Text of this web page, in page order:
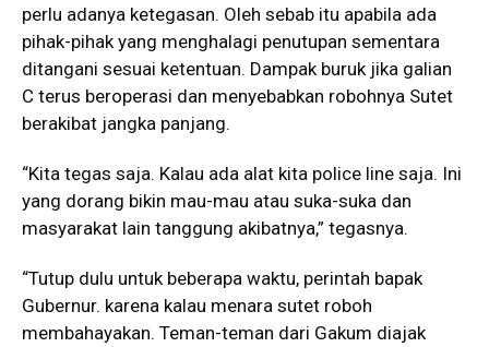
perlu adanya ketegasan. Oleh sebab itu apabila ada
pihak-pihak yang menghalagi penutupan sementara
ditangani sesuai ketentuan. Dampak buruk jika galian
C terus beroperasi dan menyebabkan robohnya Sutet
berakibat jangka panjang.
“Kita tegas saja. Kalau ada alat kita police line saja. Ini
yang dorang bikin mau-mau atau suka-suka dan
masyarakat lain tanggung akibatnya,” tegasnya.
“Tutup dulu untuk beberapa waktu, perintah bapak
Gubernur. karena kalau menara sutet roboh
membahayakan. Teman-teman dari Gakum diajak